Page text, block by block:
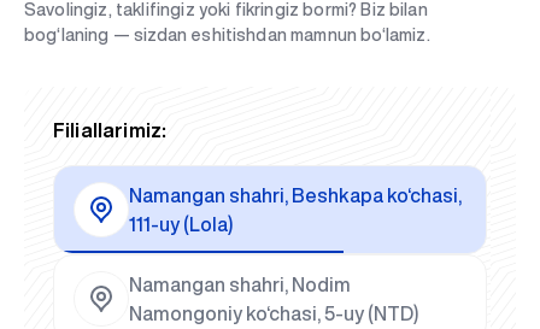
Savolingiz, taklifingiz yoki fikringiz bormi? Biz bilan
bog‘laning — sizdan eshitishdan mamnun bo‘lamiz.
Filiallarimiz:
Namangan shahri, Beshkapa ko‘chasi,
111-uy (Lola)
Namangan shahri, Nodim
Namongoniy ko‘chasi, 5-uy (NTD)